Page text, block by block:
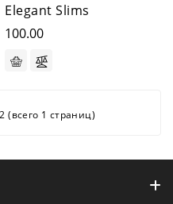
Elegant Slims
100.00
(всего 1 страниц)